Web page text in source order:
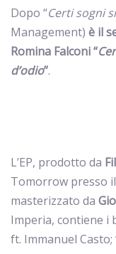
Dopo “Certi sogni
Management) è il
Romina Falconi “
d’odio”.
L’EP, prodotto da
Tomorrow presso
masterizzato da
Imperia, contiene i
ft. Immanuel Casto;